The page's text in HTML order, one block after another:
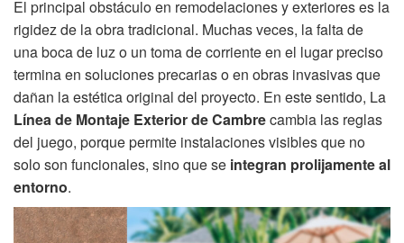
El principal obstáculo en remodelaciones y exteriores es la
rigidez de la obra tradicional. Muchas veces, la falta de
una boca de luz o un toma de corriente en el lugar preciso
termina en soluciones precarias o en obras invasivas que
dañan la estética original del proyecto. En este sentido, La
Línea de Montaje Exterior deCambrecambia las reglas
del juego, porque permite instalaciones visibles que no
solo son funcionales, sino que se integran prolijamente al
entorno.